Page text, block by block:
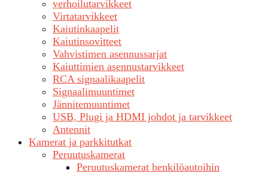
verhoilutarvikkeet
Virtatarvikkeet
Kaiutinkaapelit
Kaiutinsovitteet
Vahvistimen asennussarjat
Kaiuttimien asennustarvikkeet
RCA signaalikaapelit
Signaalimuuntimet
Jännitemuuntimet
USB, Plugi ja HDMI johdot ja tarvikkeet
Antennit
Kamerat ja parkkitutkat
Peruutuskamerat
Peruutuskamerat henkilöautoihin